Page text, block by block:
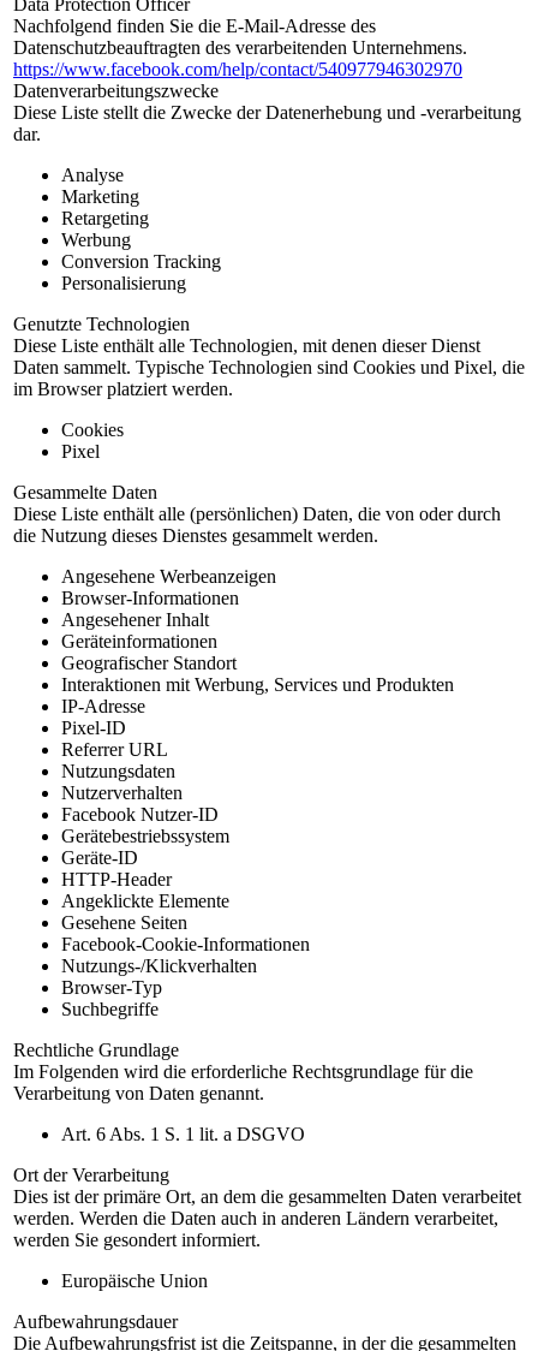
Data Protection Officer
Nachfolgend finden Sie die E-Mail-Adresse des
Datenschutzbeauftragten des verarbeitenden Unternehmens.
https://www.facebook.com/help/contact/540977946302970
Datenverarbeitungszwecke
Diese Liste stellt die Zwecke der Datenerhebung und -verarbeitung
dar.
Analyse
Marketing
Retargeting
Werbung
Conversion Tracking
Personalisierung
Genutzte Technologien
Diese Liste enthält alle Technologien, mit denen dieser Dienst
Daten sammelt. Typische Technologien sind Cookies und Pixel, die
im Browser platziert werden.
Cookies
Pixel
Gesammelte Daten
Diese Liste enthält alle (persönlichen) Daten, die von oder durch
die Nutzung dieses Dienstes gesammelt werden.
Angesehene Werbeanzeigen
Browser-Informationen
Angesehener Inhalt
Geräteinformationen
Geografischer Standort
Interaktionen mit Werbung, Services und Produkten
IP-Adresse
Pixel-ID
Referrer URL
Nutzungsdaten
Nutzerverhalten
Facebook Nutzer-ID
Gerätebestriebssystem
Geräte-ID
HTTP-Header
Angeklickte Elemente
Gesehene Seiten
Facebook-Cookie-Informationen
Nutzungs-/Klickverhalten
Browser-Typ
Suchbegriffe
Rechtliche Grundlage
Im Folgenden wird die erforderliche Rechtsgrundlage für die
Verarbeitung von Daten genannt.
Art. 6 Abs. 1 S. 1 lit. a DSGVO
Ort der Verarbeitung
Dies ist der primäre Ort, an dem die gesammelten Daten verarbeitet
werden. Werden die Daten auch in anderen Ländern verarbeitet,
werden Sie gesondert informiert.
Europäische Union
Aufbewahrungsdauer
Die Aufbewahrungsfrist ist die Zeitspanne, in der die gesammelten